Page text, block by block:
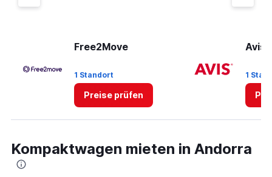
Free2Move
1 Standort
Preise prüfen
Avis
1
Kompaktwagen mieten in Andorra